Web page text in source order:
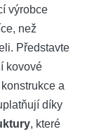
výrobce
než
Představte
kovové
a
díky
, které